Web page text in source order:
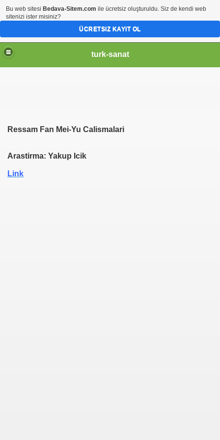
turk-sanat
Ressam Fan Mei-Yu Calismalari
Arastirma: Yakup Icik
Link
Bu web sitesi Bedava-Sitem.com ile ücretsiz oluşturuldu. Siz de kendi web
sitenizi ister misiniz?
ÜCRETSIZ KAYIT OL